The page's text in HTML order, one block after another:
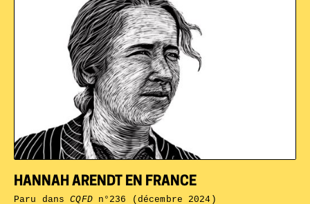
HANNAH ARENDT EN FRANCE
Paru dansCQFDn°236 (décembre 2024)